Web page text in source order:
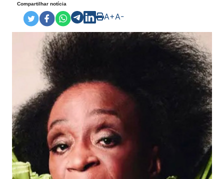
Compartilhar notícia
A+A-